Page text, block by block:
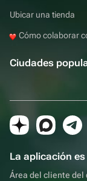
Ubicar una tienda
Cómo colaborar
Ciudades
La aplicación
Área del cliente del